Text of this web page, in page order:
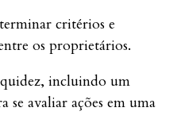
critérios e
os proprietários.
incluindo um
se avaliar ações em uma